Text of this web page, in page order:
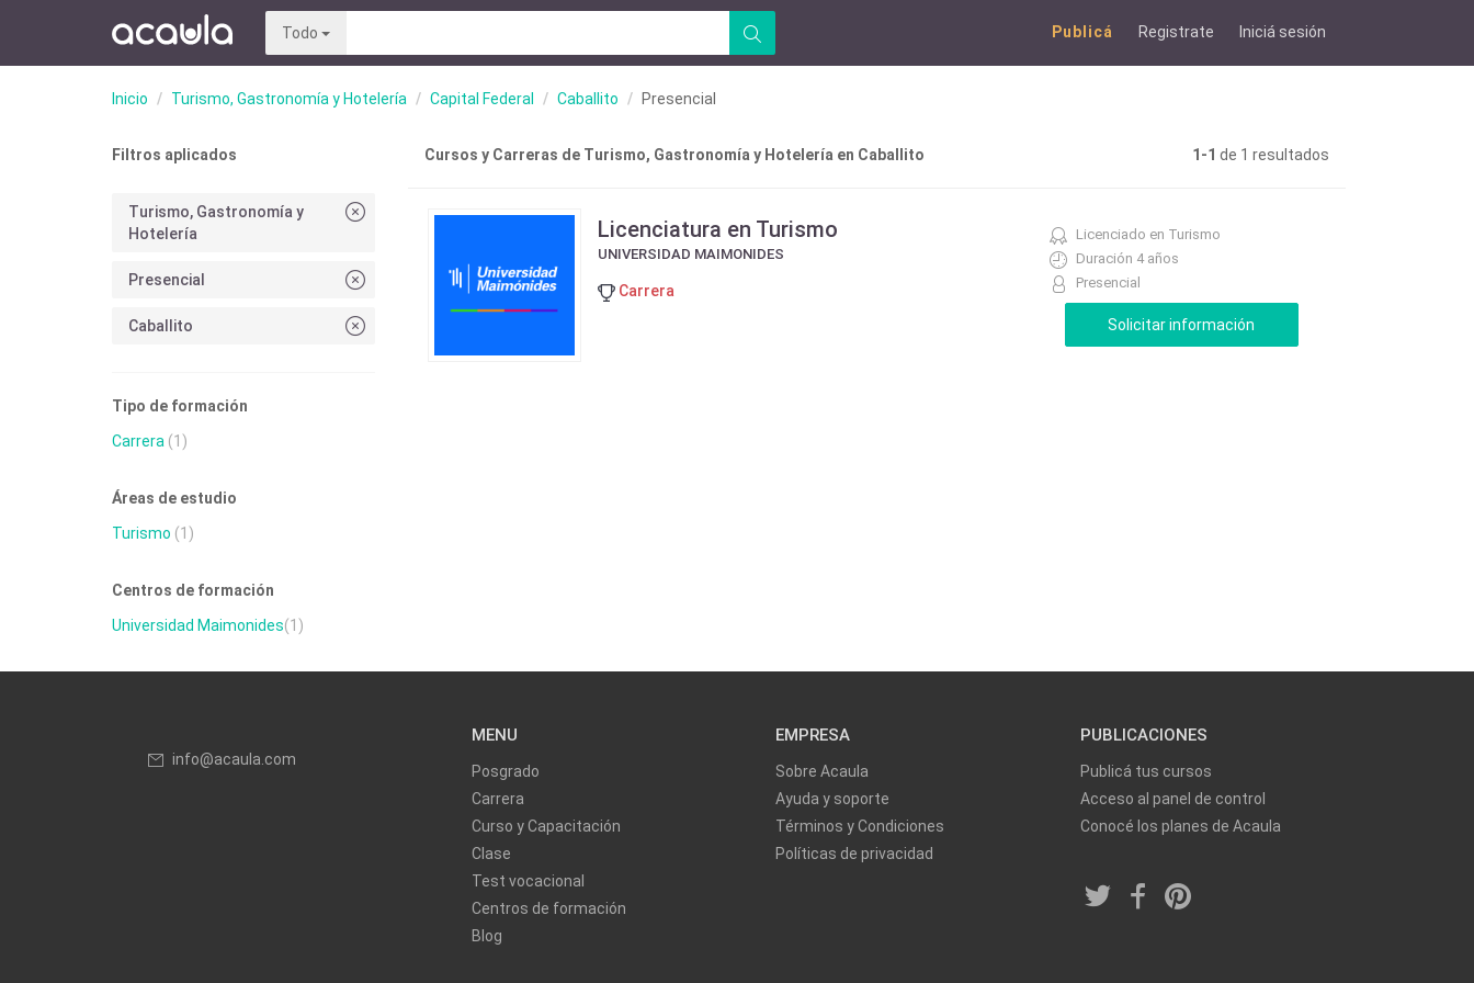
Todo Publicá Registrate Iniciá sesión
Inicio Turismo, Gastronomía y Hotelería Capital Federal Caballito Presencial
Filtros aplicados
Turismo, Gastronomía y
Hotelería
Presencial
Caballito
Tipo de formación
Carrera (1)
Áreas de estudio
Turismo (1)
Centros de formación
Universidad Maimonides(1)
Cursos y Carreras de Turismo, Gastronomía y Hotelería en Caballito 1-1 de 1 resultados
Licenciatura en Turismo
UNIVERSIDAD MAIMONIDES
Carrera
Licenciado en Turismo
Duración 4 años
Presencial
info@acaula.com
MENU
Posgrado
Carrera
Curso y Capacitación
Clase
Test vocacional
Centros de formación
Blog
EMPRESA
Sobre Acaula
Ayuda y soporte
Términos y Condiciones
Políticas de privacidad
PUBLICACIONES
Publicá tus cursos
Acceso al panel de control
Conocé los planes de Acaula